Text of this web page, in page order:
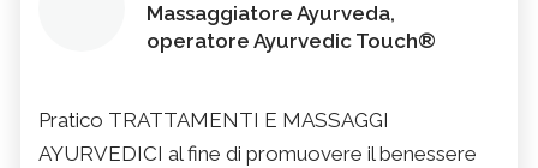
Massaggiatore Ayurveda,
operatore Ayurvedic Touch®
Pratico TRATTAMENTI E MASSAGGI
AYURVEDICI al fine di promuovere il benessere